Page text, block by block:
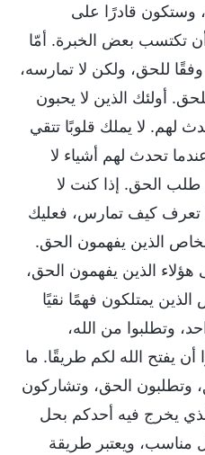
قادرًا على
تكتسب بعض الخبرة. أمّا
للحق، ولكن لا تمارسه،
أولئك الذين لا يحبون
لهم. لا يملك قلوبًا تتقي
تحدث لهم أشياء لا
طلب الحق. إذا كنت لا
تعرف كيف تمارس، فعليك
الذين يفهمون الحق.
الذين يفهمون الحق،
يمتلكون فهمًا نقيًا
وتطلبوا من الله،
أن يفتح الله لكم طريقًا. ما
وتطلبون الحق، وتشاركون
يخرج فيه أحدكم بحل
مناسب، ويعتبر طريقة